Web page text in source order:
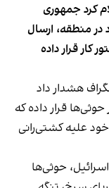
کرد جمهوری
منطقه، ارسال
کار قرار داده
تلگراف هشدار داد
قرار داده که
علیه کشتی‌رانی
حوثی‌ها